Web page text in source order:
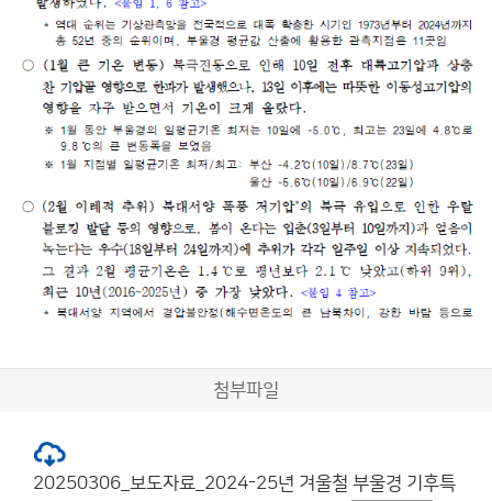
첨부파일
20250306_보도자료_2024-25년 겨울철 부울경 기후특